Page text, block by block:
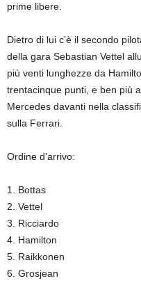
prime libere.
Dietro di lui c’è il secondo
della gara Sebastian Vettel
più venti lunghezze da
trentacinque punti, e ben più
Mercedes davanti nella
sulla Ferrari.
Ordine d’arrivo:
1. Bottas
2. Vettel
3. Ricciardo
4. Hamilton
5. Raikkonen
6. Grosjean